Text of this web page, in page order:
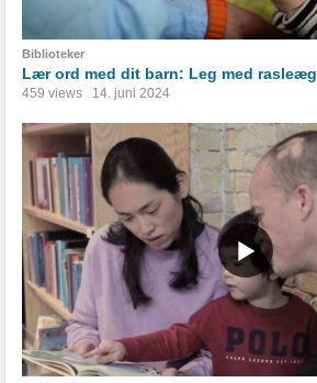
Biblioteker
Lær ord med dit barn: Leg med rasleæg
459 views 14. juni 2024